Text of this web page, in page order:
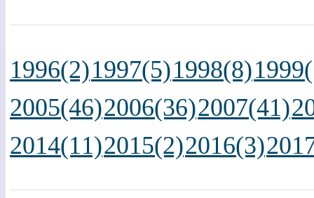
1996(2)1997(5)1998(8)
2005(46)2006(36)2007(41)
2014(11)2015(2)2016(3)